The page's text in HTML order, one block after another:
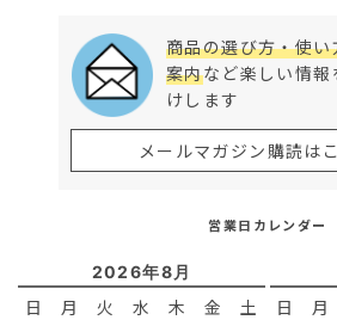
商品の選び方・使
案内など楽しい情
けします
メールマガジン購読は
営業日カレンダー
2026年8月
日 月 火 水 木 金 土 日 月